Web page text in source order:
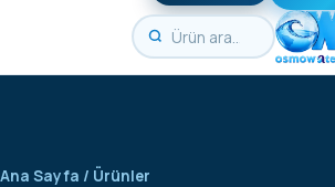
Ana Sayfa / Ürünler